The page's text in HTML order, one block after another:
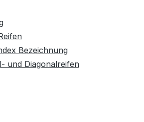
Bezeichnung
und Diagonalreifen